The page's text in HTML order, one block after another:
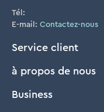
Tél:
E-mail: Contactez-nous
Service client
Livraison et Retours
à propos de nous
Notre histoire
Business